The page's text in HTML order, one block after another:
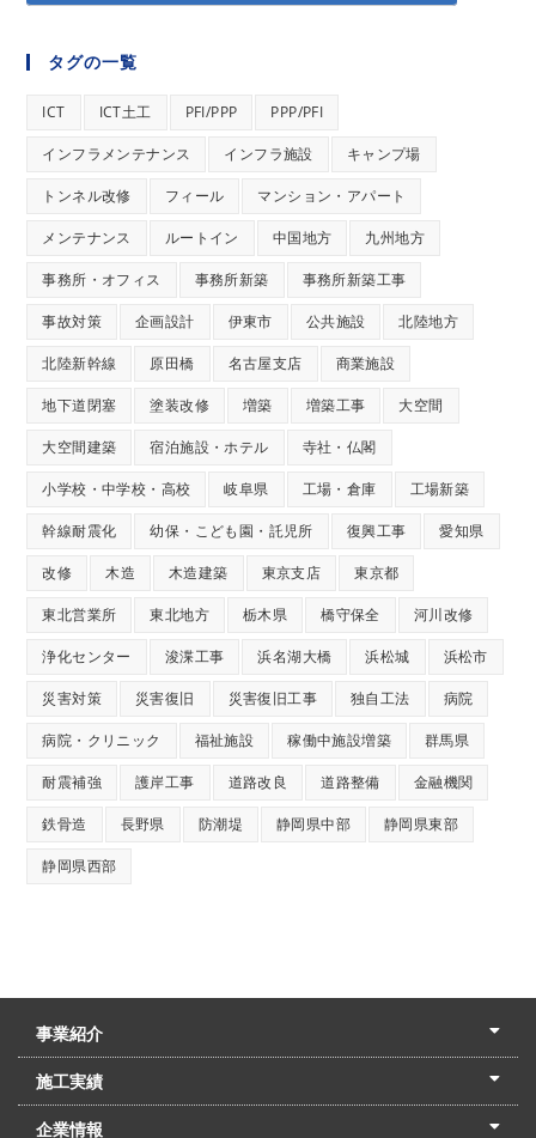
タグの一覧
ICT ICT土工 PFI/PPP PPP/PFI
インフラメンテナンス インフラ施設 キャンプ場
トンネル改修 フィール マンション・アパート
メンテナンス ルートイン 中国地方 九州地方
事務所・オフィス 事務所新築 事務所新築工事
事故対策 企画設計 伊東市 公共施設 北陸地方
北陸新幹線 原田橋 名古屋支店 商業施設
地下道閉塞 塗装改修 増築 増築工事 大空間
大空間建築 宿泊施設・ホテル 寺社・仏閣
小学校・中学校・高校 岐阜県 工場・倉庫 工場新築
幹線耐震化 幼保・こども園・託児所 復興工事 愛知県
改修 木造 木造建築 東京支店 東京都
東北営業所 東北地方 栃木県 橋守保全 河川改修
浄化センター 浚渫工事 浜名湖大橋 浜松城 浜松市
災害対策 災害復旧 災害復旧工事 独自工法 病院
病院・クリニック 福祉施設 稼働中施設増築 群馬県
耐震補強 護岸工事 道路改良 道路整備 金融機関
鉄骨造 長野県 防潮堤 静岡県中部 静岡県東部
静岡県西部
事業紹介
土木本部
建築本部
PPP・PFI
リフォーム・リノベーション
中村建設の家
施工実績
土木部門
建築部門
リフォーム部門
住宅部門
名古屋支店
東京支店
企業情報